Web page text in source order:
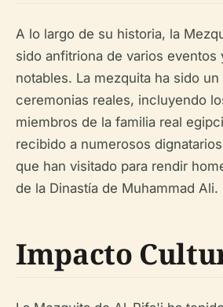
A lo largo de su historia, la
sido anfitriona de varios eventos
notables. La mezquita ha sido un
ceremonias reales, incluyendo
miembros de la familia real
recibido a numerosos
que han visitado para rendir
de la Dinastía de Muhammad Ali.
Impacto